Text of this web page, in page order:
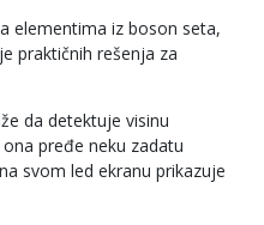
elementima iz boson seta,
praktičnih rešenja za
da detektuje visinu
pređe neku zadatu
svom led ekranu prikazuje